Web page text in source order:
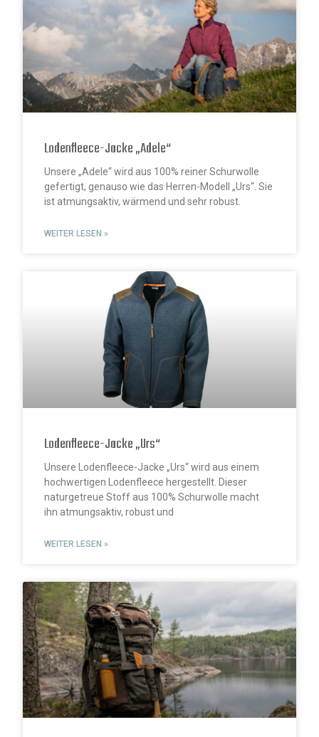
Lodenfleece-Jacke „Adele“
Unsere „Adele“ wird aus 100% reiner Schurwolle
gefertigt, genauso wie das Herren-Modell „Urs“. Sie
ist atmungsaktiv, wärmend und sehr robust.
WEITER LESEN »
Lodenfleece-Jacke „Urs“
Unsere Lodenfleece-Jacke „Urs“ wird aus einem
hochwertigen Lodenfleece hergestellt. Dieser
naturgetreue Stoff aus 100% Schurwolle macht
ihn atmungsaktiv, robust und
WEITER LESEN »